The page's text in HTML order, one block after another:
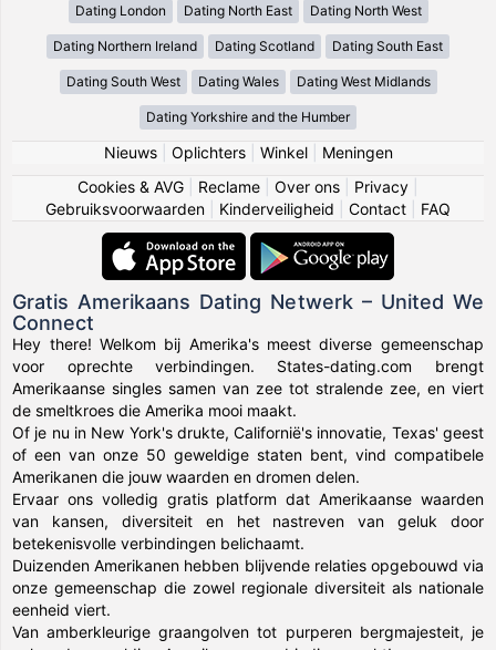
Dating London Dating North East Dating North West
Dating Northern Ireland Dating Scotland Dating South East
Dating South West Dating Wales Dating West Midlands
Dating Yorkshire and the Humber
Nieuws| Oplichters| Winkel| Meningen
Cookies & AVG
Reclame Over ons Privacy
Gebruiksvoorwaarden
Kinderveiligheid Contact FAQ
Gratis Amerikaans Dating Netwerk – United We
Connect
Hey there! Welkom bij Amerika's meest diverse gemeenschap
voor oprechte verbindingen. States-dating.com brengt
Amerikaanse singles samen van zee tot stralende zee, en viert
de smeltkroes die Amerika mooi maakt.
Of je nu in New York's drukte, Californië's innovatie, Texas' geest
of een van onze 50 geweldige staten bent, vind compatibele
Amerikanen die jouw waarden en dromen delen.
Ervaar ons volledig gratis platform dat Amerikaanse waarden
van kansen, diversiteit en het nastreven van geluk door
betekenisvolle verbindingen belichaamt.
Duizenden Amerikanen hebben blijvende relaties opgebouwd via
onze gemeenschap die zowel regionale diversiteit als nationale
eenheid viert.
Van amberkleurige graangolven tot purperen bergmajesteit, je